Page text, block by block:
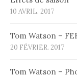
10 AVRIL. 2017
Tom Watson –
20 FÉVRIER. 2017
Tom Watson –